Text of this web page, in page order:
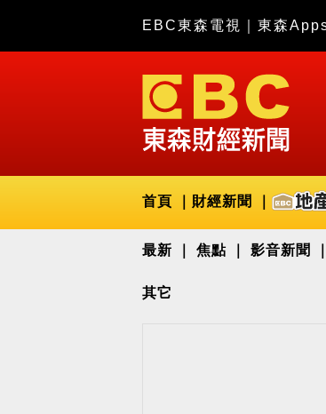
EBC東森電視 東森
首頁 財經新聞
最新 焦點 影音新聞
其它